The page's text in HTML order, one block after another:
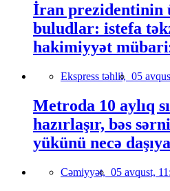
İran prezidentinin
buludlar: istefa
hakimiyyət
Ekspress təhlil, 05
Metroda 10 aylıq
hazırlaşır, bəs
yükünü necə
Cəmiyyət, 05 avqust,